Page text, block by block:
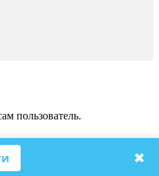
пользователь.
✖